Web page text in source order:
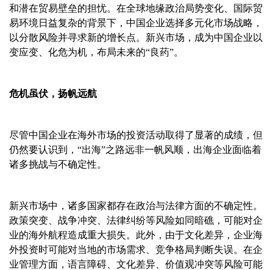
和潜在贸易壁垒的担忧。在全球地缘政治局势变化、国际贸
易环境日益复杂的背景下，中国企业选择多元化市场战略，
以分散风险并寻求新的增长点。新兴市场，成为中国企业以
变应变、化危为机，布局未来的“良药”。
危机虽伏，扬帆远航
尽管中国企业在海外市场的投资活动取得了显著的成绩，但
仍然要认识到， “出海”之路远非一帆风顺，出海企业面临着
诸多挑战与不确定性。
新兴市场中，诸多国家都存在政治与法律方面的不确定性。
政策突变、战争冲突、法律纠纷等风险如同暗礁，可能对企
业的海外航程造成重大损失。此外，由于文化差异，企业海
外投资时可能对当地的市场需求、竞争格局判断失误。在企
业管理方面，语言障碍、文化差异、价值观冲突等风险可能